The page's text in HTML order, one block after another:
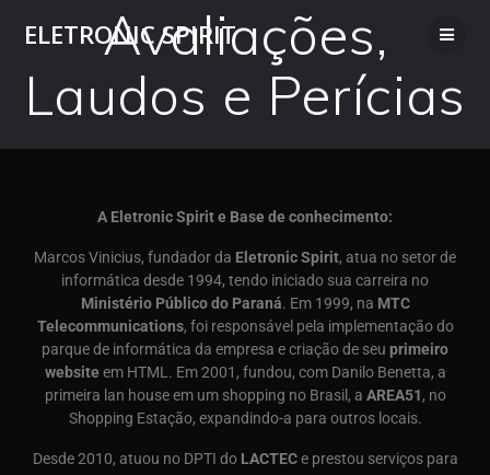
ELETRONIC SPIRIT
Avaliações,
Laudos e Perícias
A Eletronic Spirit e Base de conhecimento:
Marcos Vinicius, fundador da Eletronic Spirit, atua no setor de
informática desde 1994, tendo iniciado sua carreira no
Ministério Público do Paraná. Em 1999, na MTC
Telecommunications, foi responsável pela implementação do
parque de informática da empresa e criação de seu primeiro
website em HTML. Em 2001, fundou, com Danilo Benetta, a
primeira lan house em um shopping no Brasil, a AREA51, no
Shopping Estação, expandindo-a para outros locais.
Desde 2010, atuou no DPTI do LACTECe prestou serviços para